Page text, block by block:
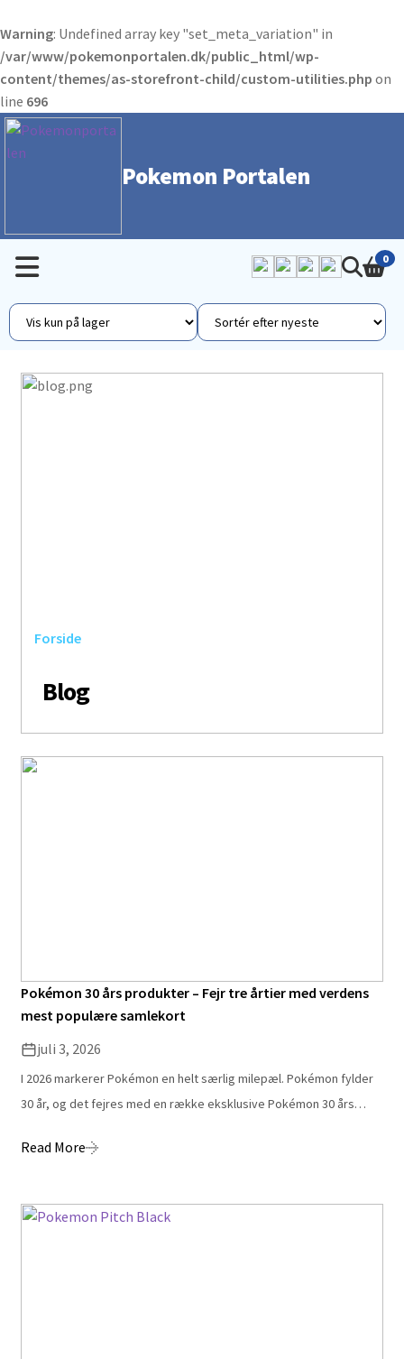
Warning: Undefined array key "set_meta_variation" in
/var/www/pokemonportalen.dk/public_html/wp-
content/themes/as-storefront-child/custom-utilities.php on
line 696
Pokemon Portalen
0
Forside> Blog
Blog
Pokémon 30 års produkter – Fejr tre årtier med verdens
mest populære samlekort
juli 3, 2026
I 2026 markerer Pokémon en helt særlig milepæl. Pokémon fylder
30 år, og det fejres med en række eksklusive Pokémon 30 års…
Read More